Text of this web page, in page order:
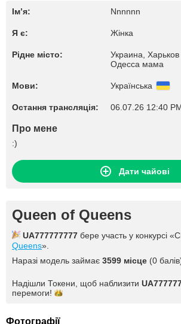
Ім’я: Nnnnnn
Я є: Жінка
Рідне місто:
Украина,
Одесса мама
Мови: Українська
Остання трансляція: 06.07.26 12:40
Про мене
:)
Дати чайові
Queen of Queens
UA777777777 бере участь у конкурсі
Queens».
Наразі модель займає 3599 місце (0
Надішли Токени, щоб наблизити
перемоги!
Фотографії